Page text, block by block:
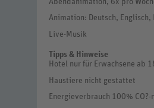
Abendanimation, 6x pro
Animation: Deutsch, Englisch,
Live-Musik
Tipps & Hinweise
Hotel nur für Erwachsene ab
Haustiere nicht gestattet
Energieverbrauch 100% CO?-